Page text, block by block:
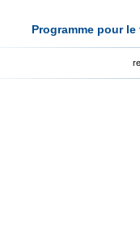
Programme pour